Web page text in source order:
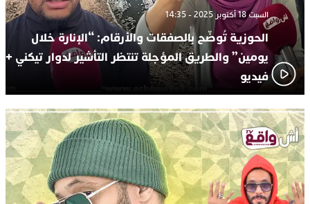
السبت 18 أكتوبر 2025 - 14:35
الحوزية تُوضّح بالصفقات والأرقام: “الإنارة خلال
يومين” والطريق المؤجلة تنتظر التأشير لدوار تيكني +
فيديو